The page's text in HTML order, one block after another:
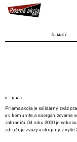
ČLÁNKY
O NÁS
Priama akcia je solidárny zväz
a v komunite, a na organizovanie
zahraničí. Od roku 2000 je
združuje zväzy a skupiny z vyše